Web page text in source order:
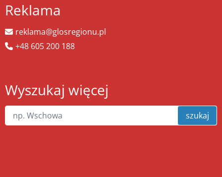
Reklama
reklama@glosregionu.pl
+48 605 200 188
Wyszukaj więcej
szukaj